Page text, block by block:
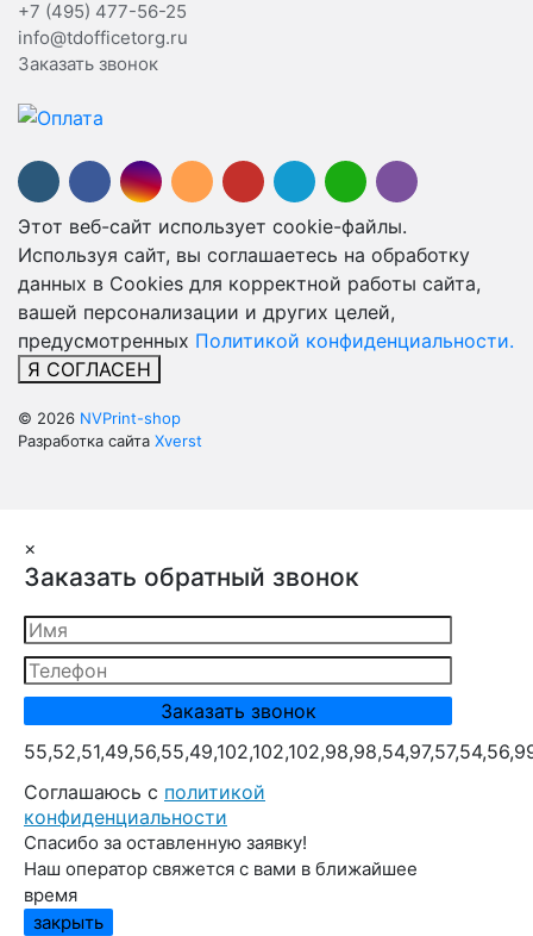
+7 (495) 477-56-25
info@tdofficetorg.ru
Заказать звонок
Этот веб-сайт использует cookie-файлы.
Используя сайт, вы соглашаетесь на обработку
данных в Cookies для корректной работы сайта,
вашей персонализации и других целей,
предусмотренных Политикой конфиденциальности.
Я СОГЛАСЕН
© 2026 NVPrint-shop
Разработка сайта Xverst
×
Заказать обратный звонок
Cоглашаюсь с политикой
конфиденциальности
Спасибо за оставленную заявку!
Наш оператор свяжется с вами в ближайшее
время
закрыть